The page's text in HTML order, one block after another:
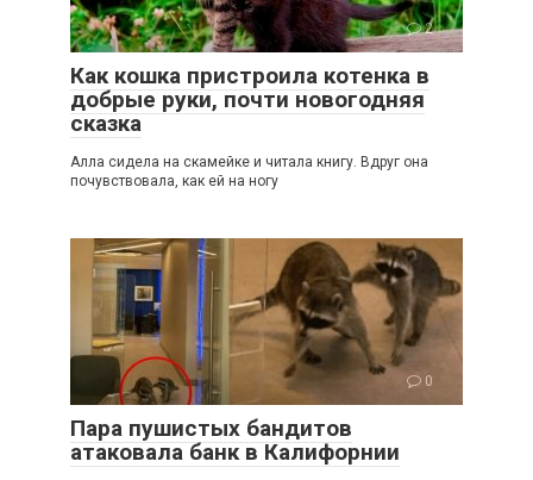
2
Как кошка пристроила котенка в
добрые руки, почти новогодняя
сказка
Алла сидела на скамейке и читала книгу. Вдруг она
почувствовала, как ей на ногу
0
Пара пушистых бандитов
атаковала банк в Калифорнии